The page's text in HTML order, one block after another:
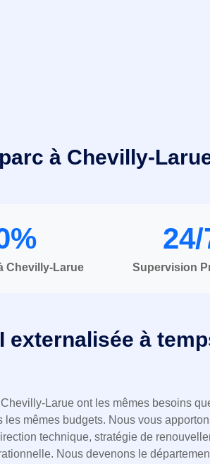
à Chevilly-
Chevilly-Larue
24/
Supervision
externalisée à
Larue ont les mêmes besoins
les mêmes budgets. Nous vous
technique, stratégie de
Nous devenons le